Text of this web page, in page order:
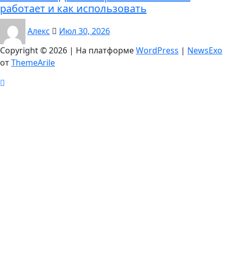
работает и как использовать
Алекс
Июл 30, 2026
Copyright © 2026 | На платформеWordPress | NewsExo
отThemeArile